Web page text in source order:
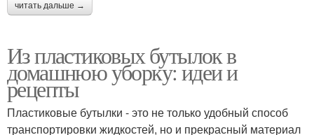
читать дальше →
Из пластиковых бутылок в
домашнюю уборку: идеи и
рецепты
Пластиковые бутылки - это не только удобный способ
транспортировки жидкостей, но и прекрасный материал